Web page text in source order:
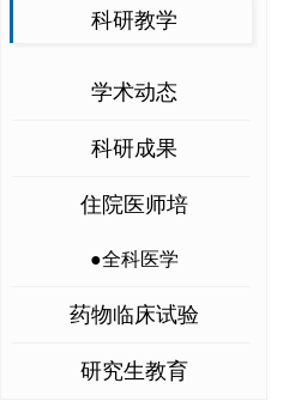
科研教学
学术动态
科研成果
住院医师培
●全科医学
药物临床试验
研究生教育